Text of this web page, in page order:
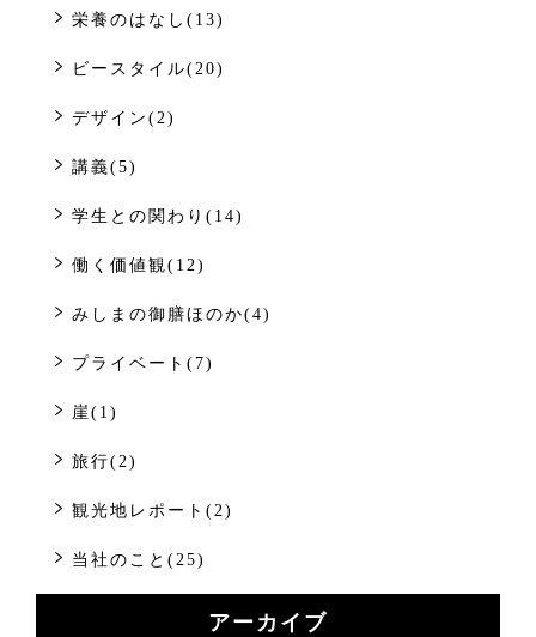
栄養のはなし(13)
ビースタイル(20)
デザイン(2)
講義(5)
学生との関わり(14)
働く価値観(12)
みしまの御膳ほのか(4)
プライベート(7)
崖(1)
旅行(2)
観光地レポート(2)
当社のこと(25)
アーカイブ